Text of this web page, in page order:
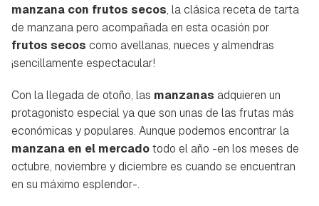
manzana con frutos secos, la clásica receta de tarta
de manzana pero acompañada en esta ocasión por
frutos secos como avellanas, nueces y almendras
¡sencillamente espectacular!
Con la llegada de otoño, las manzanas adquieren un
protagonisto especial ya que son unas de las frutas más
económicas y populares. Aunque podemos encontrar la
manzana en el mercadotodo el año -en los meses de
octubre, noviembre y diciembre es cuando se encuentran
en su máximo esplendor-.